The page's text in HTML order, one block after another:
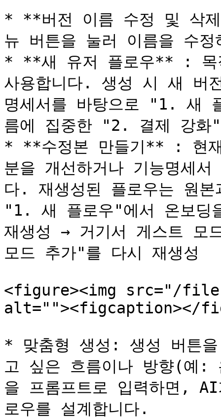
* **버전 이름 수정 및 삭
뉴 버튼을 눌러 이름을 수
* **새 유저 플로우** : 목
사용합니다. 생성 시 새 버
명세서를 바탕으로 "1. 새
름에 집중한 "2. 결제 강화
* **수정본 만들기** : 현재
분을 개선하거나 기능명세
다. 재생성된 플로우는 원
"1. 새 플로우"에서 온보
재생성 → 거기서 게스트 모
모드 추가"를 다시 재생성
<figure><img src="/files/
alt=""><figcaption></
* 맞춤형 생성: 생성 버튼
고 싶은 흐름이나 방향(예:
을 프롬프트로 입력하면,
로우를 설계합니다.